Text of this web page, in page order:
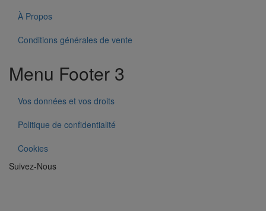
À Propos
Conditions générales de vente
Menu Footer 3
Vos données et vos droits
Politique de confidentialité
Cookies
Suivez-Nous